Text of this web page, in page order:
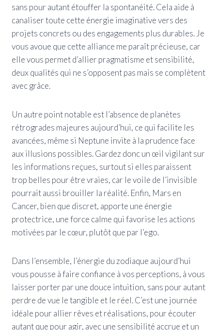
sans pour autant étouffer la spontanéité. Cela aide à
canaliser toute cette énergie imaginative vers des
projets concrets ou des engagements plus durables. Je
vous avoue que cette alliance me paraît précieuse, car
elle vous permet d’allier pragmatisme et sensibilité,
deux qualités qui ne s’opposent pas mais se complètent
avec grâce.
Un autre point notable est l’absence de planètes
rétrogrades majeures aujourd’hui, ce qui facilite les
avancées, même si Neptune invite à la prudence face
aux illusions possibles. Gardez donc un œil vigilant sur
les informations reçues, surtout si elles paraissent
trop belles pour être vraies, car le voile de l’invisible
pourrait aussi brouiller la réalité. Enfin, Mars en
Cancer, bien que discret, apporte une énergie
protectrice, une force calme qui favorise les actions
motivées par le cœur, plutôt que par l’ego.
Dans l’ensemble, l’énergie du zodiaque aujourd’hui
vous pousse à faire confiance à vos perceptions, à vous
laisser porter par une douce intuition, sans pour autant
perdre de vue le tangible et le réel. C’est une journée
idéale pour allier rêves et réalisations, pour écouter
autant que pour agir, avec une sensibilité accrue et un